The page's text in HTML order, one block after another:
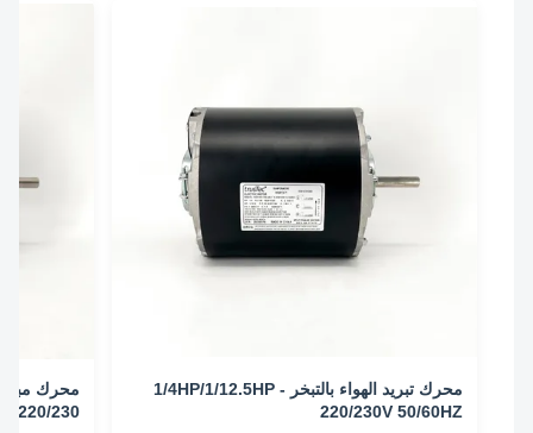
محرك تبريد الهواء بالتبخر - 1/4HP/1/12.5HP
220/230V 50/60HZ